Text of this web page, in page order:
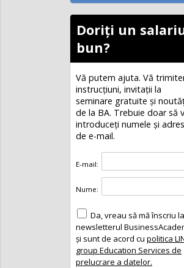
Doriți un
bun?
Vă putem ajuta. Vă
instrucțiuni, invitaţii la
seminare gratuite şi
de la BA. Trebuie doar să
introduceţi numele și
de e-mail.
E-mail:
Nume:
Da, vreau să mă înscriu la
newsletterul
și sunt de acord cu politica
group Education Services de
prelucrare a datelor.